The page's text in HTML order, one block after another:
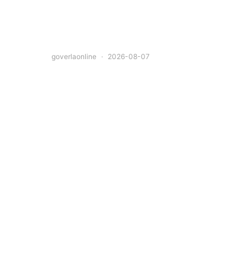
goverlaonline 2026-08-07